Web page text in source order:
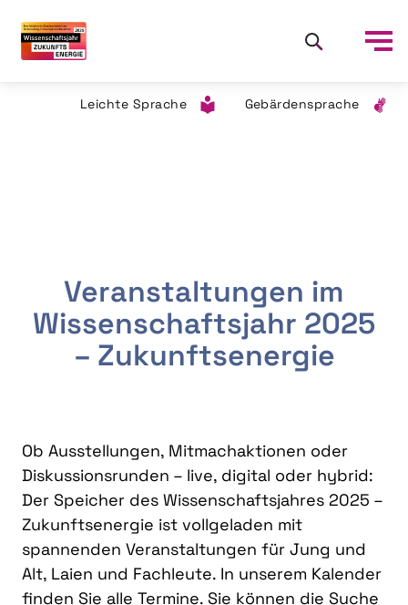
Leichte Sprache Gebärdensprache
Veranstaltungen im
Wissenschaftsjahr 2025
– Zukunftsenergie
Ob Ausstellungen, Mitmachaktionen oder
Diskussionsrunden – live, digital oder hybrid:
Der Speicher des Wissenschaftsjahres 2025 –
Zukunftsenergie ist vollgeladen mit
spannenden Veranstaltungen für Jung und
Alt, Laien und Fachleute. In unserem Kalender
finden Sie alle Termine. Sie können die Suche